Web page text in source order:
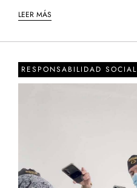
LEER MÁS
RESPONSABILIDAD SOCIAL